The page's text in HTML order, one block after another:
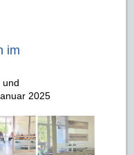
im
und
2025